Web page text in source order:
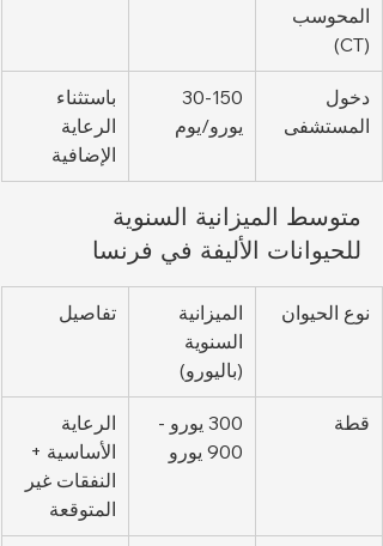
المحوسب
(CT)
دخول
المستشفى
يورو/يوم
باستثناء
الرعاية
الإضافية
متوسط الميزانية السنوية
للحيوانات الأليفة في فرنسا
نوع الحيوان
الميزانية
السنوية
(باليورو)
تفاصيل
قطة
300 يورو -
900 يورو
الرعاية
الأساسية +
النفقات غير
المتوقعة